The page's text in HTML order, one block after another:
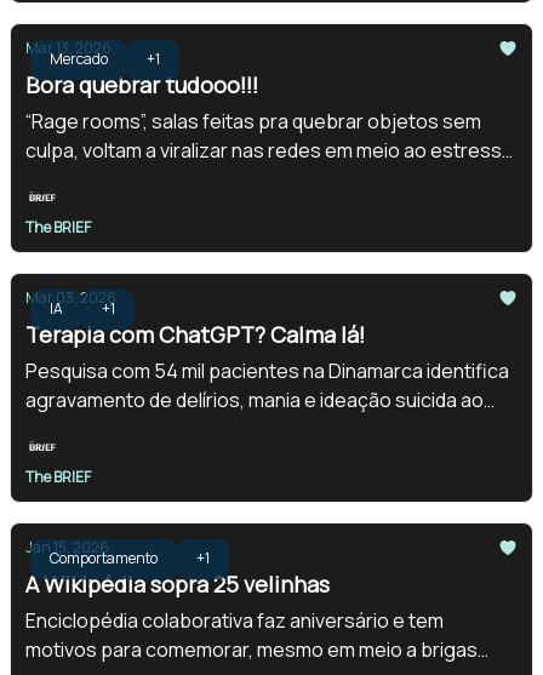
Mercado +1
Mar 13, 2026
Bora quebrar tudooo!!!
“Rage rooms”, salas feitas pra quebrar objetos sem
culpa, voltam a viralizar nas redes em meio ao estresse
The BRIEF
IA +1
Mar 03, 2026
Terapia com ChatGPT? Calma lá!
Pesquisa com 54 mil pacientes na Dinamarca identifica
agravamento de delírios, mania e ideação suicida ao
The BRIEF
Comportamento +1
Jan 15, 2026
A Wikipédia sopra 25 velinhas
Enciclopédia colaborativa faz aniversário e tem
motivos para comemorar, mesmo em meio a brigas